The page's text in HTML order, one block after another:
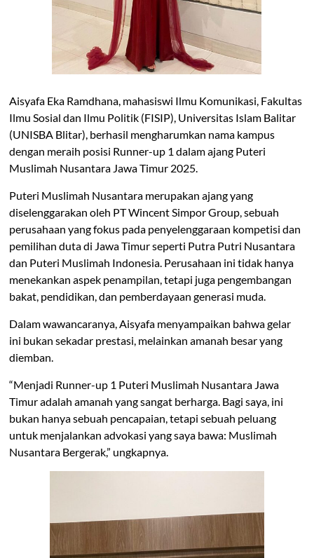
Aisyafa Eka Ramdhana, mahasiswi Ilmu Komunikasi, Fakultas
Ilmu Sosial dan Ilmu Politik (FISIP), Universitas Islam Balitar
(UNISBA Blitar), berhasil mengharumkan nama kampus
dengan meraih posisi Runner-up 1 dalam ajang Puteri
Muslimah Nusantara Jawa Timur 2025.
Puteri Muslimah Nusantara merupakan ajang yang
diselenggarakan oleh PT Wincent Simpor Group, sebuah
perusahaan yang fokus pada penyelenggaraan kompetisi dan
pemilihan duta di Jawa Timur seperti Putra Putri Nusantara
dan Puteri Muslimah Indonesia. Perusahaan ini tidak hanya
menekankan aspek penampilan, tetapi juga pengembangan
bakat, pendidikan, dan pemberdayaan generasi muda.
Dalam wawancaranya, Aisyafa menyampaikan bahwa gelar
ini bukan sekadar prestasi, melainkan amanah besar yang
diemban.
“Menjadi Runner-up 1 Puteri Muslimah Nusantara Jawa
Timur adalah amanah yang sangat berharga. Bagi saya, ini
bukan hanya sebuah pencapaian, tetapi sebuah peluang
untuk menjalankan advokasi yang saya bawa: Muslimah
Nusantara Bergerak,” ungkapnya.